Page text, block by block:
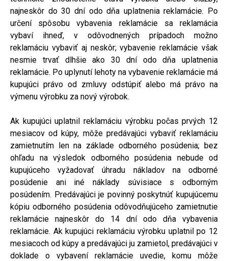
najneskôr do 30 dní odo dňa uplatnenia reklamácie. Po
určení spôsobu vybavenia reklamácie sa reklamácia
vybaví ihneď, v odôvodnených prípadoch možno
reklamáciu vybaviť aj neskôr; vybavenie reklamácie však
nesmie trvať dlhšie ako 30 dní odo dňa uplatnenia
reklamácie. Po uplynutí lehoty na vybavenie reklamácie má
kupujúci právo od zmluvy odstúpiť alebo má právo na
výmenu výrobku za nový výrobok.
Ak kupujúci uplatnil reklamáciu výrobku počas prvých 12
mesiacov od kúpy, môže predávajúci vybaviť reklamáciu
zamietnutím len na základe odborného posúdenia; bez
ohľadu na výsledok odborného posúdenia nebude od
kupujúceho vyžadovať úhradu nákladov na odborné
posúdenie ani iné náklady súvisiace s odborným
posúdením. Predávajúci je povinný poskytnúť kupujúcemu
kópiu odborného posúdenia odôvodňujúceho zamietnutie
reklamácie najneskôr do 14 dní odo dňa vybavenia
reklamácie. Ak kupujúci reklamáciu výrobku uplatnil po 12
mesiacoch od kúpy a predávajúci ju zamietol, predávajúci v
doklade o vybavení reklamácie uvedie, komu môže